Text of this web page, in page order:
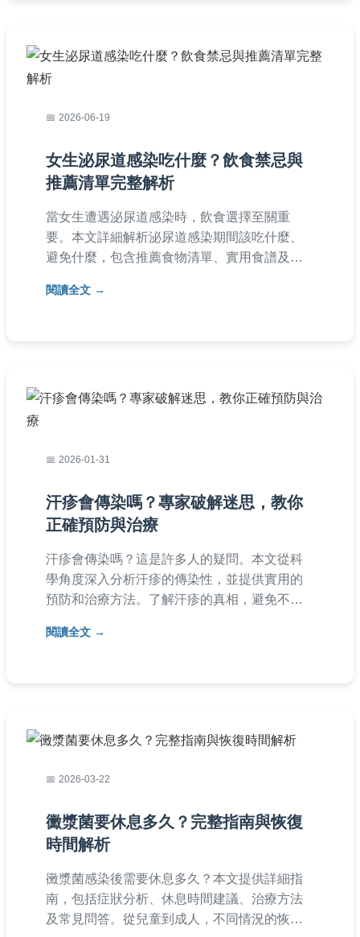
2026-06-19
女生泌尿道感染吃什麼？飲食禁忌與
推薦清單完整解析
當女生遭遇泌尿道感染時，飲食選擇至關重
要。本文詳細解析泌尿道感染期間該吃什麼、
避免什麼，包含推薦食物清單、實用食譜及常
水分攝取到具體食物選擇，提供全面指南，讓
閱讀全文
2026-01-31
汗疹會傳染嗎？專家破解迷思，教你
正確預防與治療
汗疹會傳染嗎？這是許多人的疑問。本文從科
學角度深入分析汗疹的傳染性，並提供實用的
預防和治療方法。了解汗疹的真相，避免不必
見問答，幫助你全面掌握汗疹知識。汗疹不會
閱讀全文
2026-03-22
黴漿菌要休息多久？完整指南與恢復
時間解析
黴漿菌感染後需要休息多久？本文提供詳細指
南，包括症狀分析、休息時間建議、治療方法
及常見問答。從兒童到成人，不同情況的恢復